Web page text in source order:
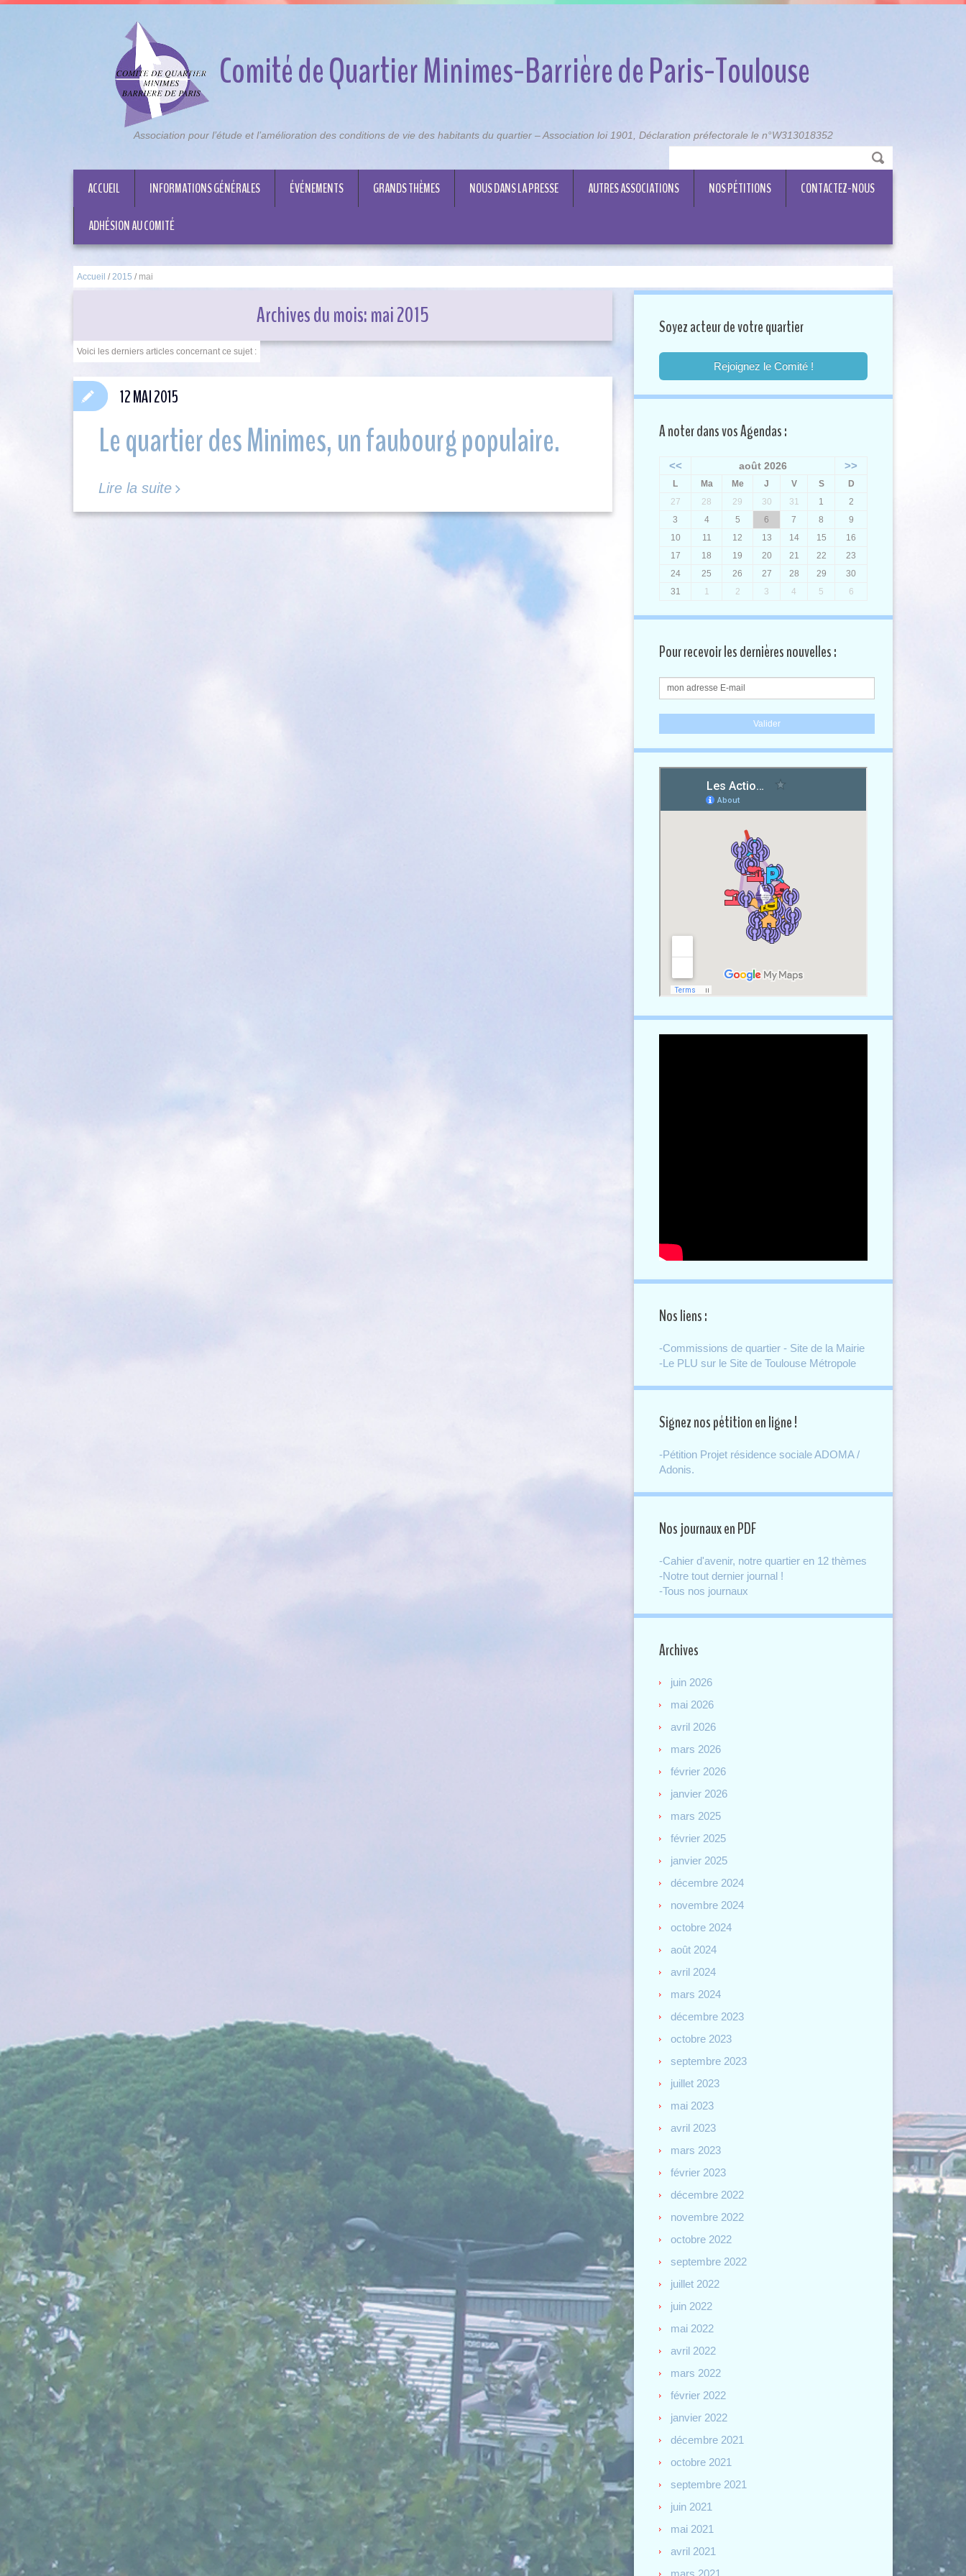
Comité de Quartier Minimes-Barrière de Paris-Toulouse
Association pour l’étude et l’amélioration des conditions de vie des habitants du quartier – Association loi 1901, Déclaration préfectorale le n°W313018352
ACCUEIL INFORMATIONS GÉNÉRALES ÉVÉNEMENTS GRANDS THÈMES NOUS DANS LA PRESSE AUTRES ASSOCIATIONS NOS PÉTITIONS CONTACTEZ-NOUS
ADHÉSION AU COMITÉ
Accueil / 2015 / mai
Archives du mois:mai 2015
Le quartier des Minimes, un faubourg populaire.
Lire la suite
12 MAI 2015
Soyez acteur de votre quartier
Rejoignez le Comité !
A noter dans vos Agendas :
<< août 2026 >>
L Ma Me J V S
D
27
28 29 30 31 1
2
3
4 5 6 7 8
9
10
11 12 13 14 15
16
17
18 19 20 21 22
23
24
25 26 27 28 29
30
31
1 2 3 4 5 6
Pour recevoir les dernières nouvelles :
Nos liens :
-Commissions de quartier - Site de la Mairie
-Le PLU sur le Site de Toulouse Métropole
Signez nos pétition en ligne !
-Pétition Projet résidence sociale ADOMA /
Adonis.
Nos journaux en PDF
-Cahier d'avenir, notre quartier en 12 thèmes
-Notre tout dernier journal !
-Tous nos journaux
Archives
juin 2026
mai 2026
avril 2026
mars 2026
février 2026
janvier 2026
mars 2025
février 2025
janvier 2025
décembre 2024
novembre 2024
octobre 2024
août 2024
avril 2024
mars 2024
décembre 2023
octobre 2023
septembre 2023
juillet 2023
mai 2023
avril 2023
mars 2023
février 2023
décembre 2022
novembre 2022
octobre 2022
septembre 2022
juillet 2022
juin 2022
mai 2022
avril 2022
mars 2022
février 2022
janvier 2022
décembre 2021
octobre 2021
septembre 2021
juin 2021
mai 2021
avril 2021
mars 2021